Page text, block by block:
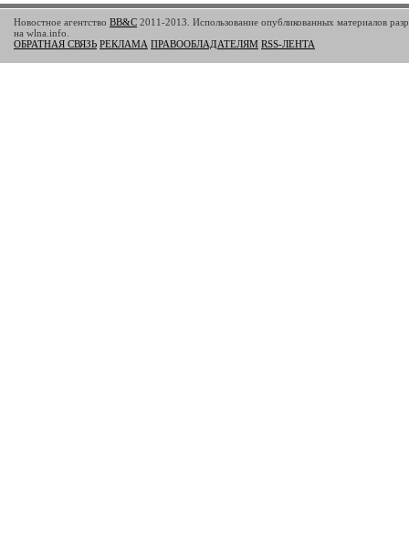
Новостное агентство BB&C 2011-2013. Использование опубликованных материалов
на wlna.info.
ОБРАТНАЯ СВЯЗЬ РЕКЛАМА ПРАВООБЛАДАТЕЛЯМ RSS-ЛЕНТА